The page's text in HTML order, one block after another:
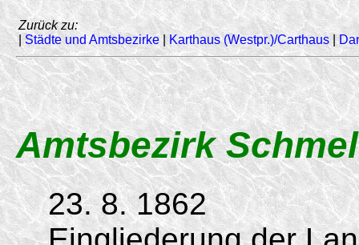
Zurück zu:
| Städte und Amtsbezirke|Karthaus (Westpr.)/Carthaus |
Amtsbezirk
23. 8. 1862